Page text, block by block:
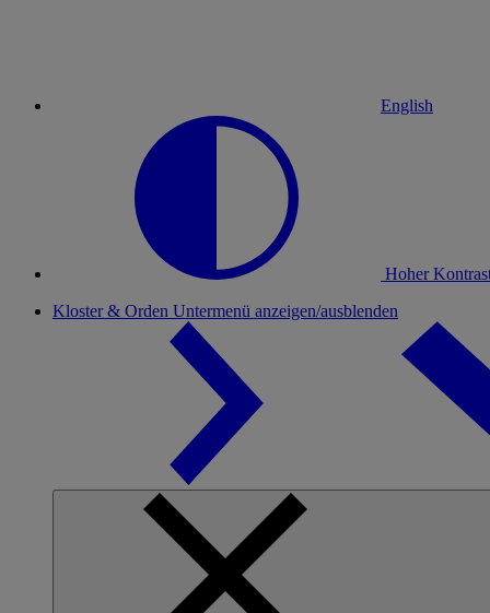
English
Hoher
Kloster & Orden Untermenü anzeigen/ausblenden